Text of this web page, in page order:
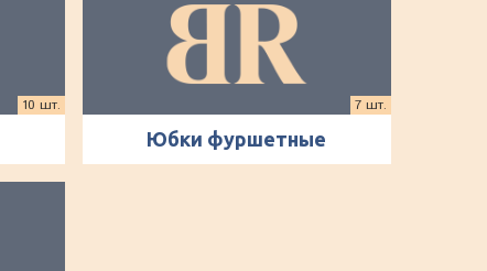
10 шт.
Юбки фуршетные
7 шт.